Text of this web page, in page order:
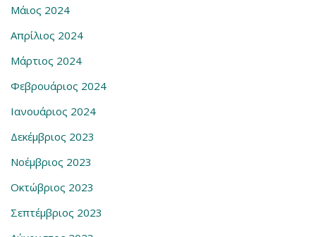
Μάιος 2024
Απρίλιος 2024
Μάρτιος 2024
Φεβρουάριος 2024
Ιανουάριος 2024
Δεκέμβριος 2023
Νοέμβριος 2023
Οκτώβριος 2023
Σεπτέμβριος 2023